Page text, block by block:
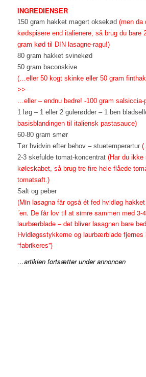
INGREDIENSER
150 gram hakket magert oksekød (men da
kødspisere end italienere, så brug du bare
gram kød til DIN lasagne-ragu!)
80 gram hakket svinekød
50 gram baconskive
(…eller 50 kogt skinke eller 50 gram
>>
…eller – endnu bedre! -100 gram
1 løg – 1 eller 2 gulerødder – 1 ben
basisblandingen til italiensk pastasauce)
60-80 gram smør
Tør hvidvin efter behov – stuetemperartur
2-3 skefulde tomat-koncentrat (Har du ikke
køleskabet, så brug tre-fire hele flåede
tomatsaft.)
Salt og peber
(Min lasagna får også ét fed hvidløg
´en. De får lov til at simre sammen med 3-
laurbærblade – det bliver lasagnen bare
Hvidløgsstykkerne og laurbærblade fjernes
“fabrikeres”)
…artiklen fortsætter under annoncen